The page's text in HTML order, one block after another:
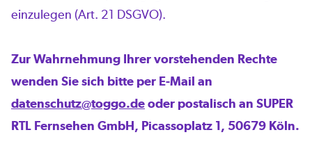
einzulegen (Art. 21 DSGVO).
Zur Wahrnehmung Ihrer vorstehenden Rechte
wenden Sie sich bitte per E-Mail an
datenschutz@toggo.deoder postalisch an SUPER
RTL Fernsehen GmbH, Picassoplatz 1, 50679 Köln.